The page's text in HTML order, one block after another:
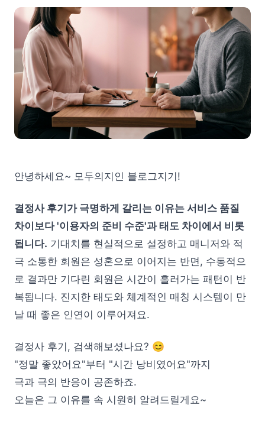
안녕하세요~ 모두의지인 블로그지기!
결정사 후기가 극명하게 갈리는 이유는 서비스 품질
차이보다 '이용자의 준비 수준'과 태도 차이에서 비롯
됩니다. 기대치를 현실적으로 설정하고 매니저와 적
극 소통한 회원은 성혼으로 이어지는 반면, 수동적으
로 결과만 기다린 회원은 시간이 흘러가는 패턴이 반
복됩니다. 진지한 태도와 체계적인 매칭 시스템이 만
날 때 좋은 인연이 이루어져요.
결정사 후기, 검색해보셨나요? 😊
"정말 좋았어요"부터 "시간 낭비였어요"까지
극과 극의 반응이 공존하죠.
오늘은 그 이유를 속 시원히 알려드릴게요~